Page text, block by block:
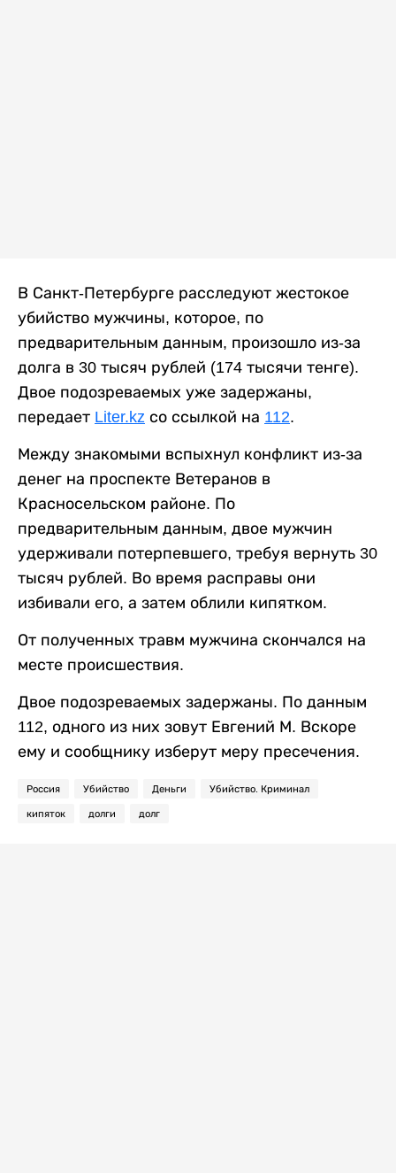
В Санкт-Петербурге расследуют жестокое
убийство мужчины, которое, по
предварительным данным, произошло из-за
долга в 30 тысяч рублей (174 тысячи тенге).
Двое подозреваемых уже задержаны,
передает Liter.kz со ссылкой на 112.
Между знакомыми вспыхнул конфликт из-за
денег на проспекте Ветеранов в
Красносельском районе. По
предварительным данным, двое мужчин
удерживали потерпевшего, требуя вернуть 30
тысяч рублей. Во время расправы они
избивали его, а затем облили кипятком.
От полученных травм мужчина скончался на
месте происшествия.
Двое подозреваемых задержаны. По данным
112, одного из них зовут Евгений М. Вскоре
ему и сообщнику изберут меру пресечения.
Россия Убийство Деньги Убийство. Криминал
кипяток долги долг